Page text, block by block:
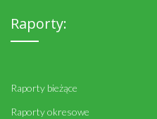
Raporty:
Raporty bieżące
Raporty okresowe